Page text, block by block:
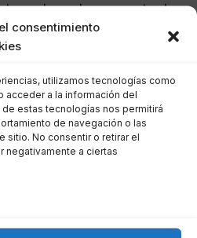
consentimiento
utilizamos tecnologías como
acceder a la información del
estas tecnologías nos permitirá
de navegación o las
sitio. No consentir o retirar el
negativamente a ciertas
reclamado por parte de
en las cláusulas
no permiten entender
en la forma de
y evitar que el juez
tu contra.